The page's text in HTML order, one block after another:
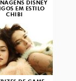
DISNEY
EM ESTILO
CHIBI